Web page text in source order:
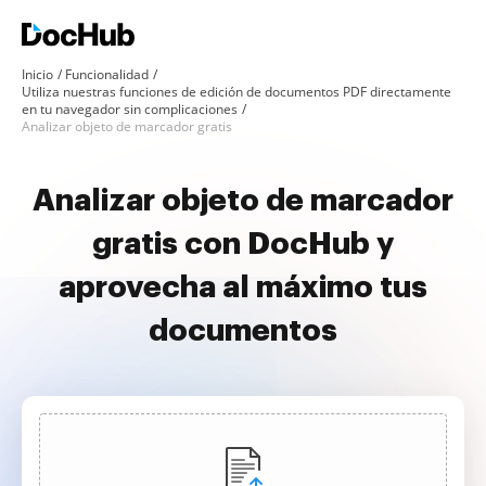
Inicio
Funcionalidad
Utiliza nuestras funciones de edición de documentos PDF directamente
en tu navegador sin complicaciones
Analizar objeto de marcador gratis
Analizar objeto de marcador
gratis con DocHub y
aprovecha al máximo tus
documentos